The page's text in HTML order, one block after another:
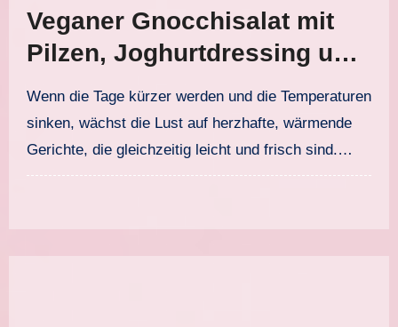
Veganer Gnocchisalat mit
Pilzen, Joghurtdressing und
Walnuss-Topping
Wenn die Tage kürzer werden und die Temperaturen
sinken, wächst die Lust auf herzhafte, wärmende
Gerichte, die gleichzeitig leicht und frisch sind.…